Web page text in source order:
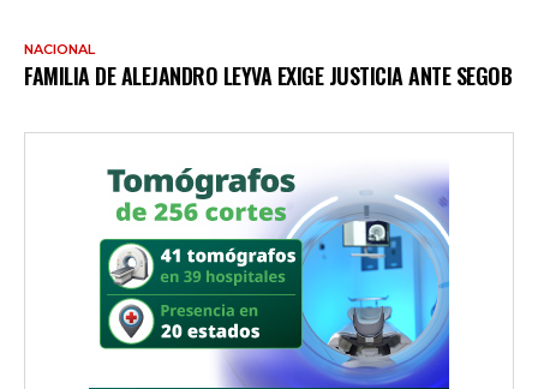
NACIONAL
FAMILIA DE ALEJANDRO LEYVA EXIGE JUSTICIA ANTE SEGOB